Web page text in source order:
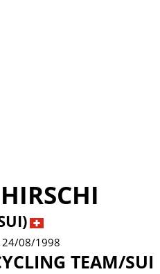
HIRSCHI
24/08/1998
TEAM/SUI